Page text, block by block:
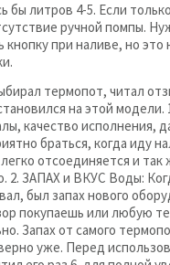
бы литров 4-5. Если
ручной помпы.
кнопку при наливе, но это
термопот, читал
на этой
качество исполнения,
браться, когда иду
отсоединяется и так
2. ЗАПАХ и ВКУС Воды:
был запах нового
покупаешь или любую
Запах от самого
уже. Перед